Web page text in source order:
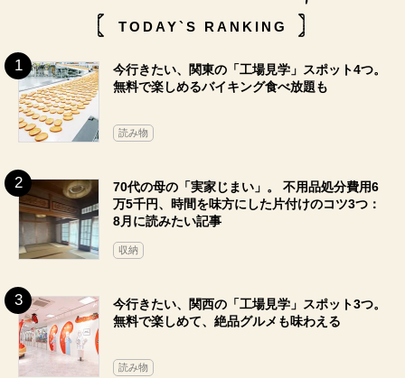
TODAY`S RANKING
今行きたい、関東の「工場見学」スポット4つ。
無料で楽しめるバイキング食べ放題も
読み物
70代の母の「実家じまい」。 不用品処分費用6
万5千円、時間を味方にした片付けのコツ3つ：
8月に読みたい記事
収納
今行きたい、関西の「工場見学」スポット3つ。
無料で楽しめて、絶品グルメも味わえる
読み物